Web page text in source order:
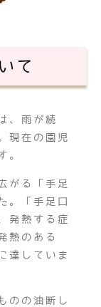
て
、雨が続
現在の園児
。
がる「手足
。「手足口
発熱する症
熱のある
達していま
のの油断し